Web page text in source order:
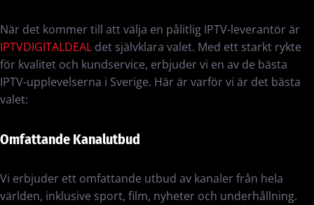
När det kommer till att välja en pålitlig IPTV-leverantör är
IPTVDIGITALDEAL det självklara valet. Med ett starkt rykte
för kvalitet och kundservice, erbjuder vi en av de bästa
IPTV-upplevelserna i Sverige. Här är varför vi är det bästa
valet:
Omfattande Kanalutbud
Vi erbjuder ett omfattande utbud av kanaler från hela
världen, inklusive sport, film, nyheter och underhållning.